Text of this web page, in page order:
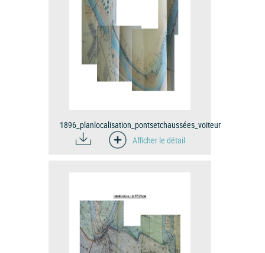
1896_planlocalisation_pontsetchaussées_voiteur
Afficher le détail